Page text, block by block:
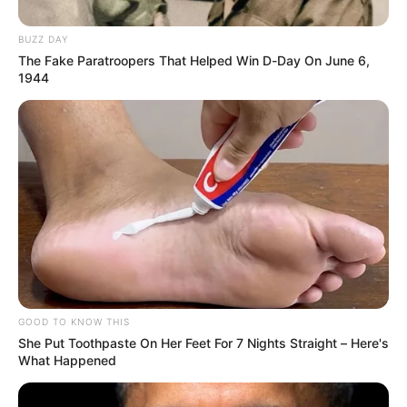
Las autoridades aún no han revelado la identidad de la
víctima ni las causas del accidente
presume que el exceso de velocidad o la imprudencia al
BUZZ DAY
The Fake Paratroopers That Helped Win D-Day On June 6,
1944
GOOD TO KNOW THIS
She Put Toothpaste On Her Feet For 7 Nights Straight – Here's
What Happened